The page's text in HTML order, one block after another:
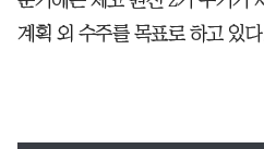
계획 외 수주를 목표로 하고 있